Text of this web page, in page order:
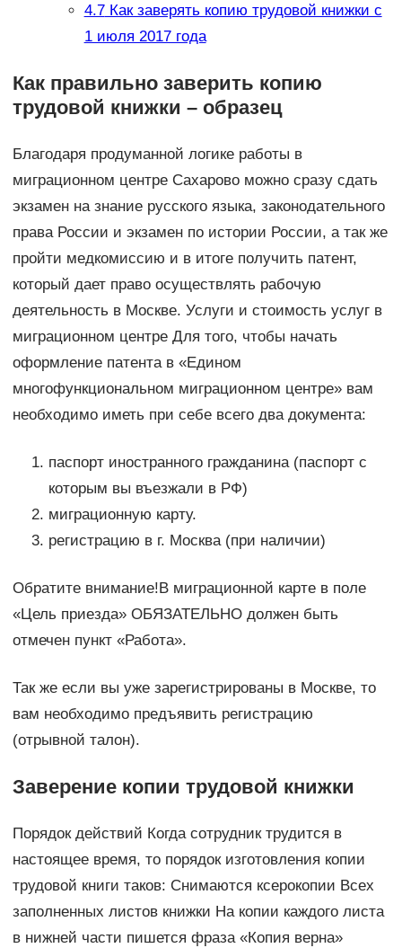
4.7Как заверять копию трудовой книжки с
1 июля 2017 года
Как правильно заверить копию
трудовой книжки – образец
Благодаря продуманной логике работы в
миграционном центре Сахарово можно сразу сдать
экзамен на знание русского языка, законодательного
права России и экзамен по истории России, а так же
пройти медкомиссию и в итоге получить патент,
который дает право осуществлять рабочую
деятельность в Москве. Услуги и стоимость услуг в
миграционном центре Для того, чтобы начать
оформление патента в «Едином
многофункциональном миграционном центре» вам
необходимо иметь при себе всего два документа:
паспорт иностранного гражданина (паспорт с
которым вы въезжали в РФ)
миграционную карту.
регистрацию в г. Москва (при наличии)
Обратите внимание!В миграционной карте в поле
«Цель приезда» ОБЯЗАТЕЛЬНО должен быть
отмечен пункт «Работа».
Так же если вы уже зарегистрированы в Москве, то
вам необходимо предъявить регистрацию
(отрывной талон).
Заверение копии трудовой книжки
Порядок действий Когда сотрудник трудится в
настоящее время, то порядок изготовления копии
трудовой книги таков: Снимаются ксерокопии Всех
заполненных листов книжки На копии каждого листа
в нижней части пишется фраза «Копия верна»